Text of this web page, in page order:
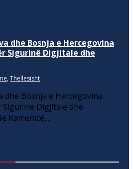
dhe Bosnja e Hercegovina
Sigurinë Digjitale dhe
, Thellesisht
dhe Bosnja e Hercegovina
Digjitale dhe
Kamenicë,...